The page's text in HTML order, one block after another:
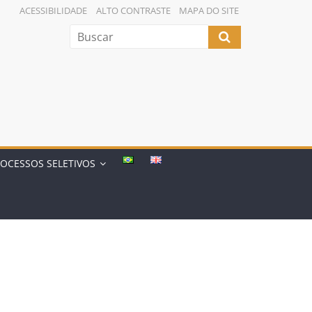
ACESSIBILIDADE ALTO CONTRASTE MAPA DO SITE
SELETIVOS